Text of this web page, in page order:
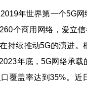
2019年世界第一个5G
个商用网络，爱立
持续推动5G的演进。
年底，5G网络承载
覆盖率达到35%。近